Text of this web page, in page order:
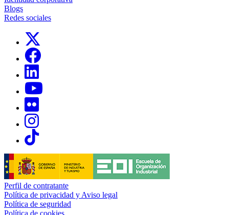
Blogs
Redes sociales
Links, Opens in this window
Links, Opens in this window
Links, Opens in this window
Links, Opens in this window
Links, Opens in this window
Perfil de contratante
Política de privacidad y Aviso legal
Política de seguridad
Política de cookies